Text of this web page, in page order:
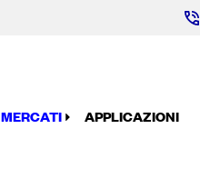
MERCATI APPLICAZIONI